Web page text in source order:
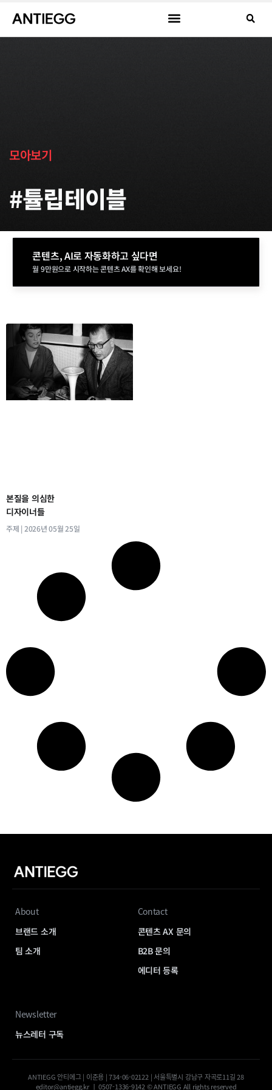
모아보기
#튤립테이블
콘텐츠, AI로 자동화하고 싶다면
월 9만원으로 시작하는 콘텐츠 AX를 확인해 보세요!
본질을 의심한
디자이너들
주제 2026년 05월 25일
About
브랜드 소개
팀 소개
Contact
콘텐츠 AX 문의
B2B 문의
에디터 등록
Newsletter
뉴스레터 구독
ANTIEGG 안티에그 | 이준용 | 734-06-02122 | 서울특별시 강남구 자곡로11길 28
editor@antiegg.kr ㅣ 0507-1336-9142 © ANTIEGG All rights reserved